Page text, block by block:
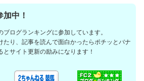
中！
ログランキングに参加しています。
たり、記事を読んで面白かったらポチッとバナ
とサイト更新の励みになります！